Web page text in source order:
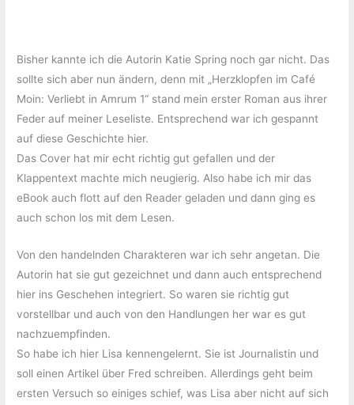
Bisher kannte ich die Autorin Katie Spring noch gar nicht. Das
sollte sich aber nun ändern, denn mit „Herzklopfen im Café
Moin: Verliebt in Amrum 1“ stand mein erster Roman aus ihrer
Feder auf meiner Leseliste. Entsprechend war ich gespannt
auf diese Geschichte hier.
Das Cover hat mir echt richtig gut gefallen und der
Klappentext machte mich neugierig. Also habe ich mir das
eBook auch flott auf den Reader geladen und dann ging es
auch schon los mit dem Lesen.
Von den handelnden Charakteren war ich sehr angetan. Die
Autorin hat sie gut gezeichnet und dann auch entsprechend
hier ins Geschehen integriert. So waren sie richtig gut
vorstellbar und auch von den Handlungen her war es gut
nachzuempfinden.
So habe ich hier Lisa kennengelernt. Sie ist Journalistin und
soll einen Artikel über Fred schreiben. Allerdings geht beim
ersten Versuch so einiges schief, was Lisa aber nicht auf sich